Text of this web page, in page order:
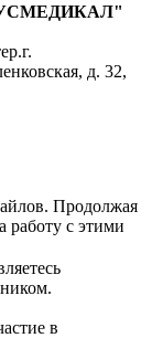
д. 32,
Продолжая
работу с этими
в